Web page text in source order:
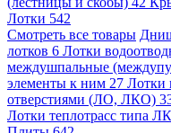
Лотки 542
Смотреть все товары
лотков 6 Лотки
междушпальные
элементы к ним 27 Лотки
отверстиями (ЛО, ЛКО)
Лотки теплотрасс типа ЛК